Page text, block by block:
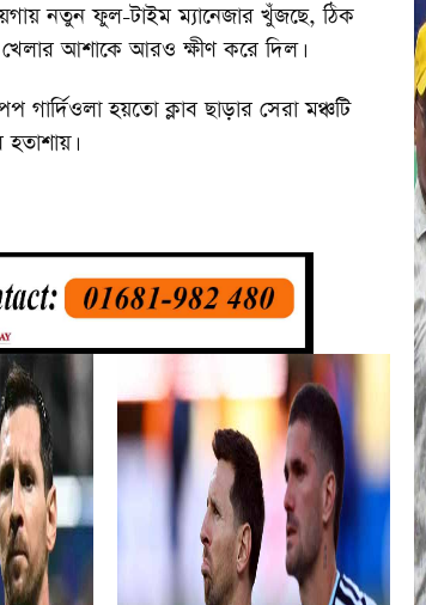
নতুন ফুল-টাইম ম্যানেজার খুঁজছে, ঠিক
আশাকে আরও ক্ষীণ করে দিল।
হয়তো ক্লাব ছাড়ার সেরা মঞ্চটি